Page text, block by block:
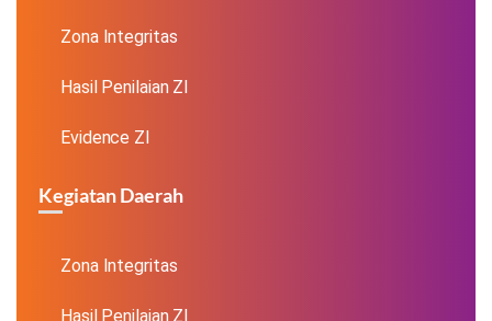
Zona Integritas
Hasil Penilaian ZI
Evidence ZI
Kegiatan Daerah
Zona Integritas
Hasil Penilaian ZI